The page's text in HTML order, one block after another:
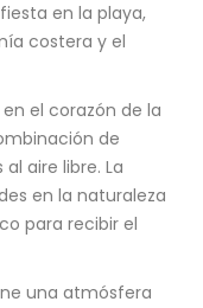
en la playa,
costera y el
el corazón de la
de
aire libre. La
en la naturaleza
para recibir el
una atmósfera